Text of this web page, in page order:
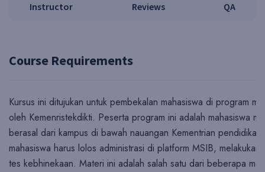
Instructor Reviews QA
Course Requirements
Kursus ini ditujukan untuk pembekalan mahasiswa di program
oleh Kemenristekdikti. Peserta program ini adalah mahasiswa
berasal dari kampus di bawah nauangan Kementrian
mahasiswa harus lolos administrasi di platform MSIB,
tes kebhinekaan. Materi ini adalah salah satu dari beberapa